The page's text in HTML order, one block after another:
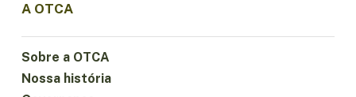
A OTCA
Sobre a OTCA
Nossa história